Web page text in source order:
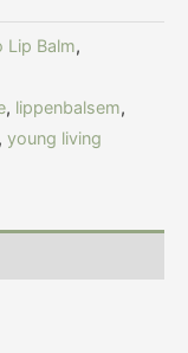
Lip Balm,
, lippenbalsem,
, young living